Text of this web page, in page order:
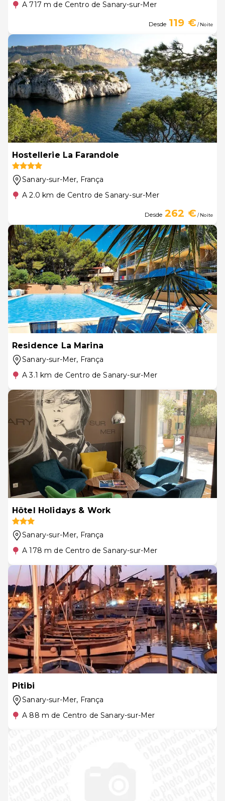
A 717 m de Centro de Sanary-sur-Mer
Desde 119 €/ Noite
Hostellerie La Farandole
Sanary-sur-Mer, França
A 2.0 km de Centro de Sanary-sur-Mer
Desde 262 €/ Noite
Residence La Marina
Sanary-sur-Mer, França
A 3.1 km de Centro de Sanary-sur-Mer
Hôtel Holidays & Work
Sanary-sur-Mer, França
A 178 m de Centro de Sanary-sur-Mer
Pitibi
Sanary-sur-Mer, França
A 88 m de Centro de Sanary-sur-Mer